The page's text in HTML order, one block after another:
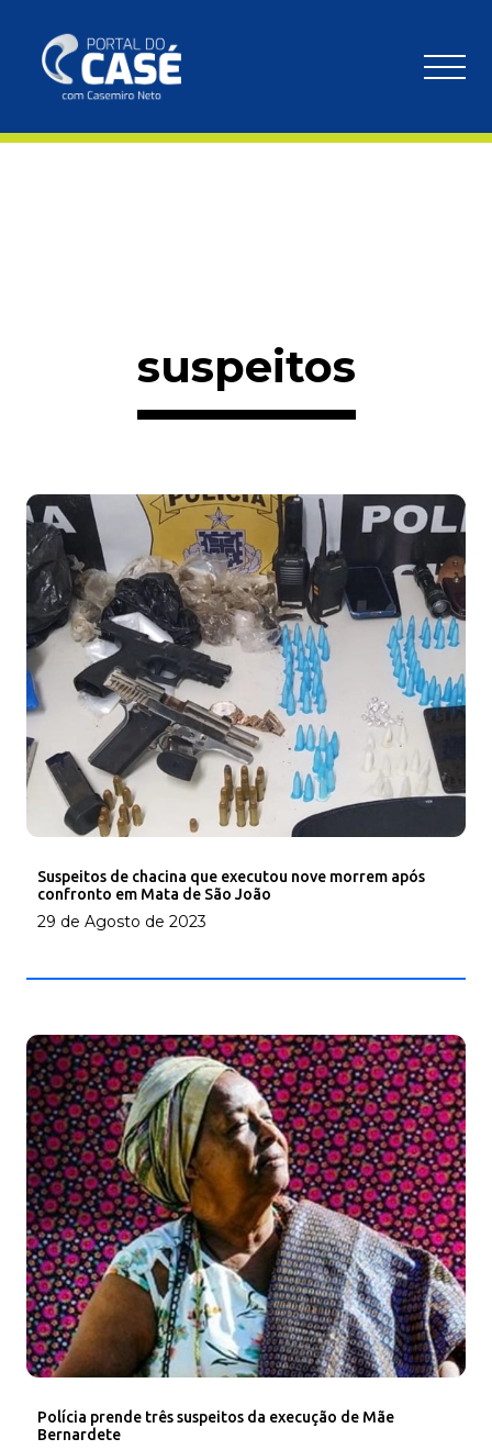
suspeitos
Suspeitos de chacina que executou nove morrem após
confronto em Mata de São João
29 de Agosto de 2023
Polícia prende três suspeitos da execução de Mãe
Bernardete